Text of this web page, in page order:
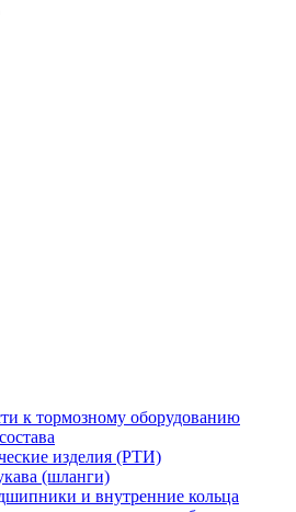
к тормозному оборудованию
изделия (РТИ)
(шланги)
и внутренние кольца